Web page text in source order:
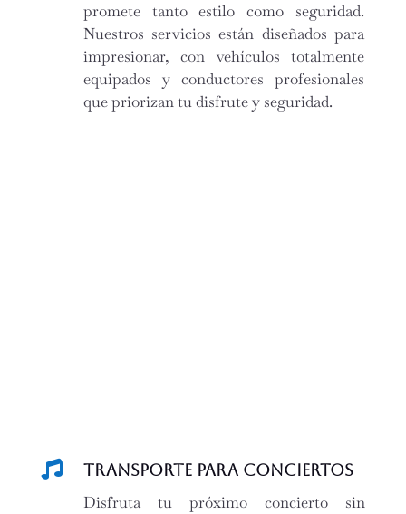
promete tanto estilo como seguridad.
Nuestros servicios están diseñados para
impresionar, con vehículos totalmente
equipados y conductores profesionales
que priorizan tu disfrute y seguridad.
 Transporte para Conciertos
Disfruta tu próximo concierto sin